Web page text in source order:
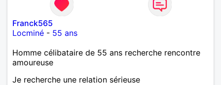
Franck565
Locminé - 55 ans
Homme célibataire de 55 ans recherche rencontre
amoureuse
Je recherche une relation sérieuse